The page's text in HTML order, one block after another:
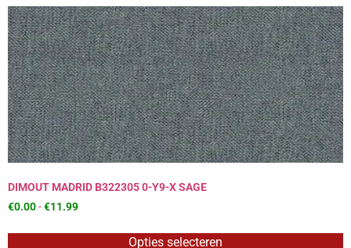
DIMOUT MADRID B322305 0-Y9-X SAGE
€0.00-€11.99
Opties selecteren